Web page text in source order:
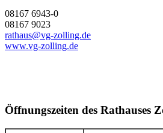
08167 6943-0
08167 9023
rathaus@vg-zolling.de
www.vg-zolling.de
Öffnungszeiten des Rathauses